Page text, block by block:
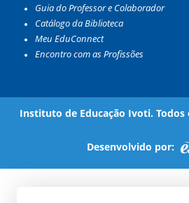
Guia do Professor e Colaborador
Catálogo da Biblioteca
Meu EduConnect
Encontro com as Profissões
Instituto de Educação Ivoti.
Desenvolvido por: